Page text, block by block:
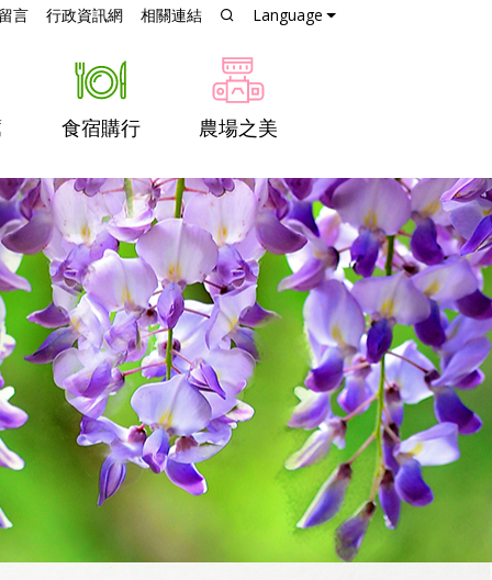
言 行政資訊網 相關連結 Language
食宿購行 農場之美